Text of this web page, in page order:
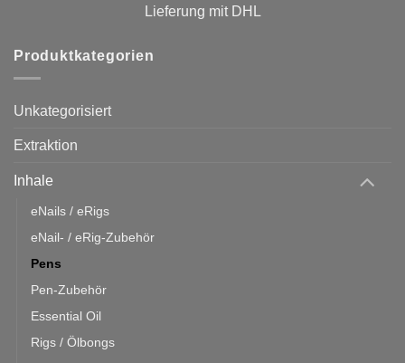
Lieferung mit DHL
Produktkategorien
Unkategorisiert
Extraktion
Inhale
eNails / eRigs
eNail- / eRig-Zubehör
Pens
Pen-Zubehör
Essential Oil
Rigs / Ölbongs